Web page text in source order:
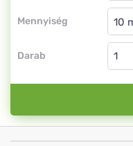
Mennyiség
Oldat
Darab